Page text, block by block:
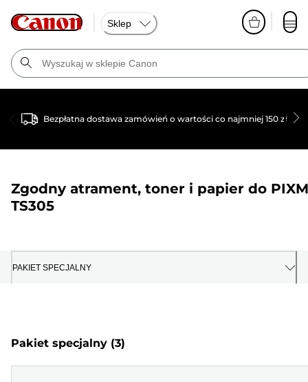
Sklep
Bezpłatna dostawa zamówień o wartości co najmniej 150 zł
Zgodny atrament, toner i papier do
TS305
PAKIET SPECJALNY
Pakiet specjalny (3)